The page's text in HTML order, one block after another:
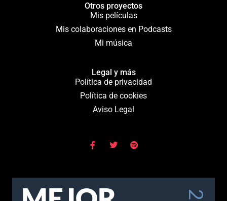
Otros proyectos
Mis películas
Mis colaboraciones en Podcasts
Mi música
Legal y más
Política de privacidad
Política de cookies
Aviso Legal